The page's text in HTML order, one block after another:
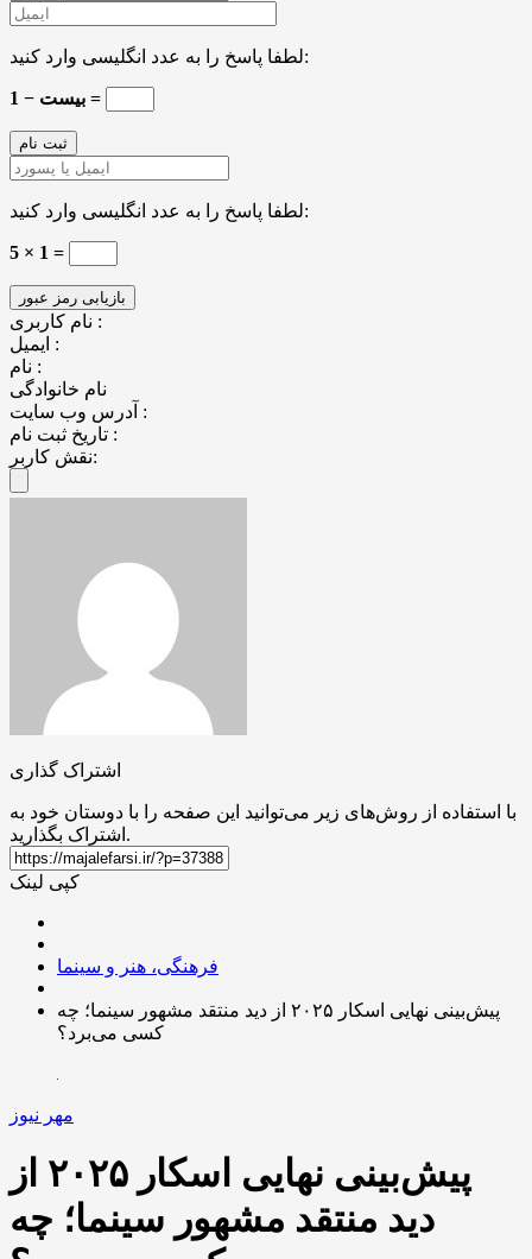
لطفا پاسخ را به عدد انگلیسی وارد کنید:
بیست − 1 =
لطفا پاسخ را به عدد انگلیسی وارد کنید:
5 × 1 =
نام کاربری :
ایمیل :
نام :
نام خانوادگی
آدرس وب سایت :
تاریخ ثبت نام :
نقش کاربر:
اشتراک گذاری
با استفاده از روش‌های زیر می‌توانید این صفحه را با دوستان خود به
اشتراک بگذارید.
کپی لینک
فرهنگی، هنر و سینما
پیش‌بینی نهایی اسکار ۲۰۲۵ از دید منتقد مشهور سینما؛ چه
کسی می‌برد؟
مهر نیوز
پیش‌بینی نهایی اسکار ۲۰۲۵ از
دید منتقد مشهور سینما؛ چه